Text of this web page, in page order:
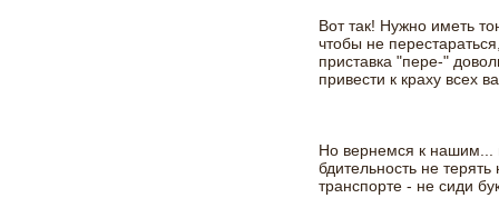
Вот так! Нужно иметь
чтобы не
приставка "пере-"
привести к краху всех
Но вернемся к нашим...
бдительность не
транспорте - не сиди